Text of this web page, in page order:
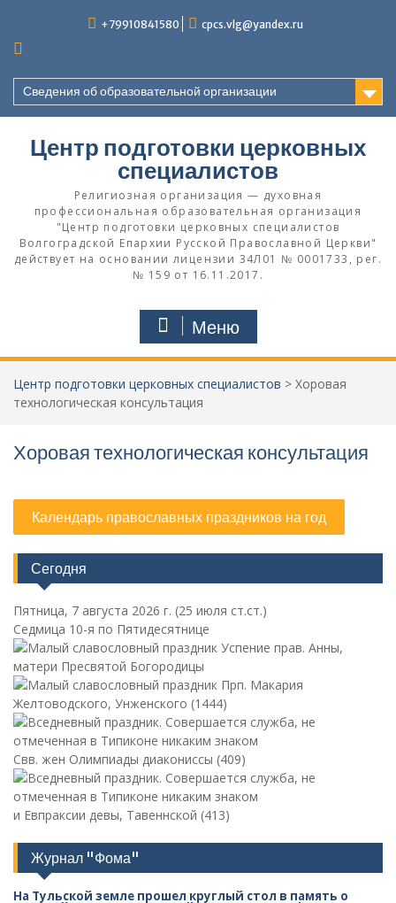
содержимому
+79910841580 cpcs.vlg@yandex.ru
Сведения об образовательной организации
Центр подготовки церковных
специалистов
Религиозная организация — духовная
профессиональная образовательная организация
"Центр подготовки церковных специалистов
Волгоградской Eпархии Русской Православной Церкви"
действует на основании лицензии 34Л01 № 0001733, рег.
№ 159 от 16.11.2017.
Меню
Центр подготовки церковных специалистов > Хоровая
технологическая консультация
Хоровая технологическая консультация
Календарь православных праздников на год
Сегодня
Пятница, 7 августа 2026 г. (25 июля ст.ст.)
Седмица 10-я по Пятидесятнице
Успение прав. Анны,
матери Пресвятой Богородицы
Прп. Макария
Желтоводского, Унженского (1444)
Свв. жен Олимпиады диакониссы (409)
и Евпраксии девы, Тавеннской (413)
Журнал "Фома"
На Тульской земле прошел круглый стол в память о